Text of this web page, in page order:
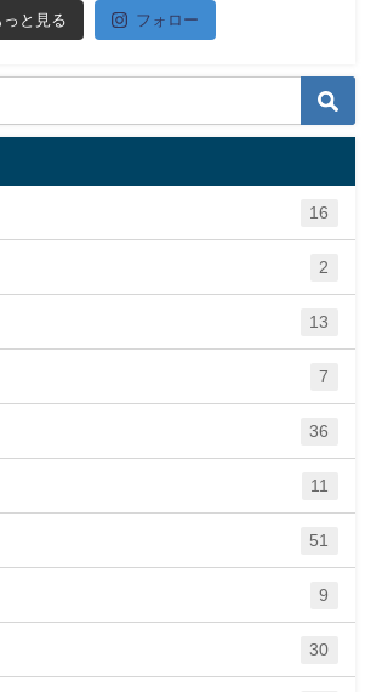
っと見る フォロー
16
2
13
7
36
11
51
9
30